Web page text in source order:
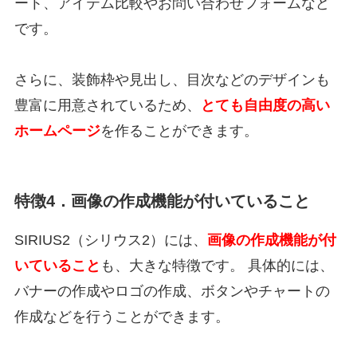
です。
さらに、装飾枠や見出し、目次などのデザインも
豊富に用意されているため、
とても自由度の高い
ホームページを作ることができます。
特徴4．画像の作成機能が付いていること
SIRIUS2（シリウス2）には、 画像の作成機能が付
いていること も、大きな特徴です。 具体的には、
バナーの作成やロゴの作成、ボタンやチャートの
作成などを行うことができます。